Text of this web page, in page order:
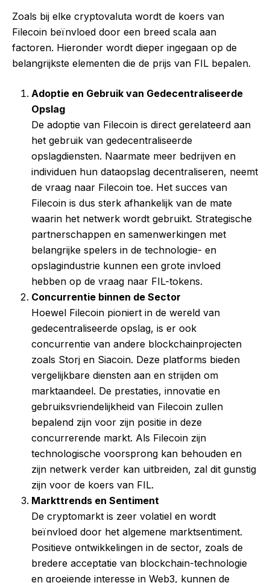
Zoals bij elke cryptovaluta wordt de koers van
Filecoin beïnvloed door een breed scala aan
factoren. Hieronder wordt dieper ingegaan op de
belangrijkste elementen die de prijs van FIL bepalen.
Adoptie en Gebruik van Gedecentraliseerde
Opslag
De adoptie van Filecoin is direct gerelateerd aan
het gebruik van gedecentraliseerde
opslagdiensten. Naarmate meer bedrijven en
individuen hun dataopslag decentraliseren, neemt
de vraag naar Filecoin toe. Het succes van
Filecoin is dus sterk afhankelijk van de mate
waarin het netwerk wordt gebruikt. Strategische
partnerschappen en samenwerkingen met
belangrijke spelers in de technologie- en
opslagindustrie kunnen een grote invloed
hebben op de vraag naar FIL-tokens.
Concurrentie binnen de Sector
Hoewel Filecoin pioniert in de wereld van
gedecentraliseerde opslag, is er ook
concurrentie van andere blockchainprojecten
zoals Storj en Siacoin. Deze platforms bieden
vergelijkbare diensten aan en strijden om
marktaandeel. De prestaties, innovatie en
gebruiksvriendelijkheid van Filecoin zullen
bepalend zijn voor zijn positie in deze
concurrerende markt. Als Filecoin zijn
technologische voorsprong kan behouden en
zijn netwerk verder kan uitbreiden, zal dit gunstig
zijn voor de koers van FIL.
Markttrends en Sentiment
De cryptomarkt is zeer volatiel en wordt
beïnvloed door het algemene marktsentiment.
Positieve ontwikkelingen in de sector, zoals de
bredere acceptatie van blockchain-technologie
en groeiende interesse in Web3, kunnen de